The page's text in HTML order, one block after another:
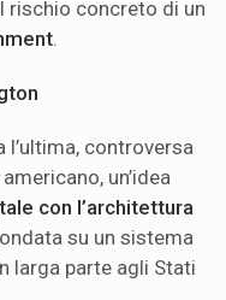
rischio concreto di un
l’ultima, controversa
un’idea
con l’architettura
su un sistema
larga parte agli Stati